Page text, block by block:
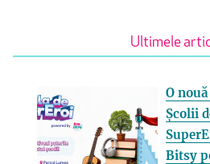
Ultimele
O
Școlii
Bitsy